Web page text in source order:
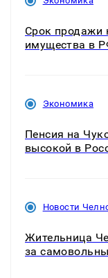
Срок продажи
имущества в
Экономика
Пенсия на
высокой в
Новости
Жительница
за